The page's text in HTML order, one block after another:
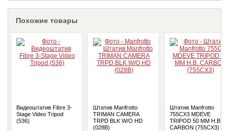
Похожие товары
Видеоштатив Fibre 3-
Stage Video Tripod
(536)
Штатив Manfrotto
TRIMAN CAMERA
TRPD BLK W/O HD
(028B)
Штатив Manfrotto
755CX3 MDEVE
TRIPOD 50 MM H.B.
CARBON (755CX3)